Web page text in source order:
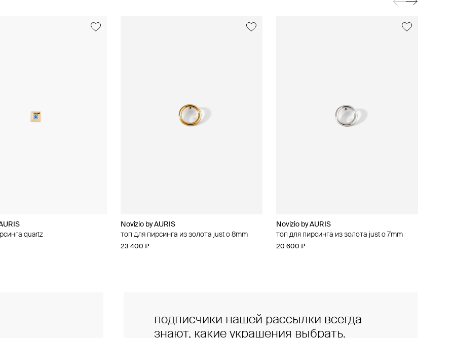
quartz
Novizio by AURIS
топ для пирсинга из золота just o 8mm
23 400 ₽
Novizio by AURIS
топ для пирсинга из золота just o 7mm
20 600 ₽
из золота amour contour
Novizio by AURIS
топ для пирсинга из золота line
14 500 ₽
подписчики нашей рассылки всегда
знают, какие украшения выбрать.